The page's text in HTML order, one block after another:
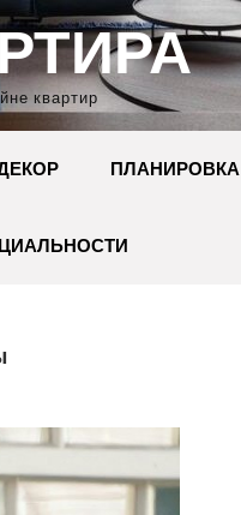
квартир
ПЛАНИРОВКА